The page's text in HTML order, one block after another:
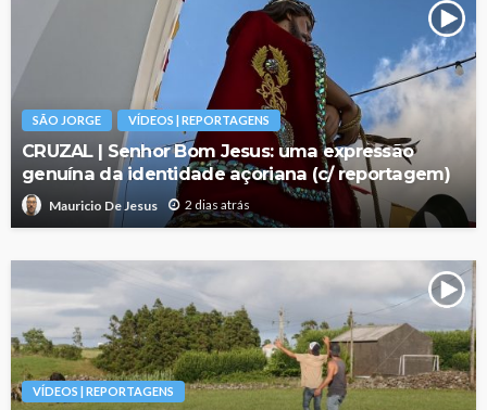
SÃO JORGE VÍDEOS | REPORTAGENS
CRUZAL | Senhor Bom Jesus: uma expressão
genuína da identidade açoriana (c/ reportagem)
Mauricio De Jesus 2 dias atrás
VÍDEOS | REPORTAGENS